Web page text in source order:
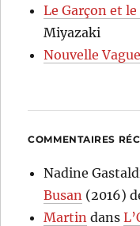
Le Garçon et
Miyazaki
Nouvelle Vague
COMMENTAIRES
Nadine
Busan (2016)
Martin dans